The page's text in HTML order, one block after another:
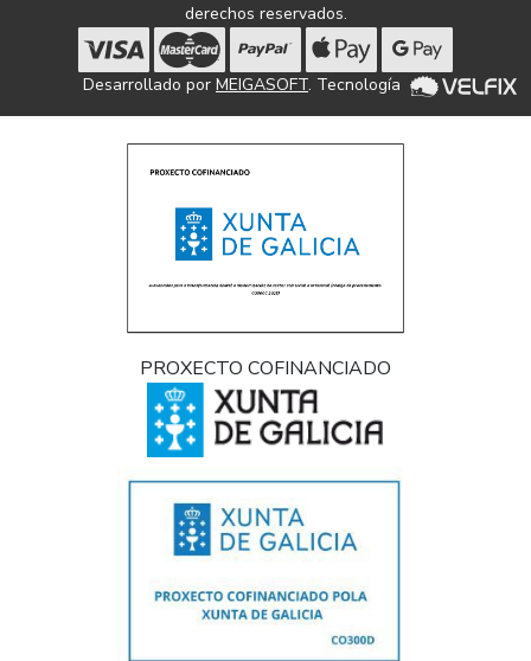
derechos reservados.
Desarrollado por MEIGASOFT. Tecnología
PROXECTO COFINANCIADO